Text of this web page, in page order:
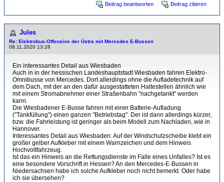
Beitrag beantworten Beitrag zitieren
Jules
Re: Elektrobus-Offensive der Üstra mit Mercedes E-Bussen
08.11.2020 13:28
Ein interessantes Detail aus Wiesbaden
Auch in in der hessischen Landeshauptstadt Wiesbaden fahren Elektro-
Omnibusse von Mercedes. Dort allerdings ohne die Aufladetechnik auf
dem Dach, mit der an den dafür ausgestatteten Haltestellen ähnlich wie
mit einem Stromabnehmer einer Straßenbahn "nachgetankt" werden
kann.
Die Wiesbadener E-Busse fahren mit einer Batterie-Aufladung
("Tankfüllung") einen ganzen "Betriebstag". Der ist dann allerdings kürzer,
bzw. die Fahrleistung ist geringer als beim Modell zum Nachladen, wie in
Hannover.
Interessantes Detail aus Wiesbaden: Auf der Windschutzscheibe klebt ein
großer gelber Aufkleber mit einem Warnzeichen und dem Hinweis
Hochvoltfahrzeug.
Ist das ein Hinweis an die Rettungsdienste im Falle eines Unfalles? Ist es
eine besondere Vorschrift in Hessen? An den Mercedes-E-Bussen in
Niedersachsen habe ich solche Aufkleber noch nicht bemerkt. Oder habe
ich sie übersehen?